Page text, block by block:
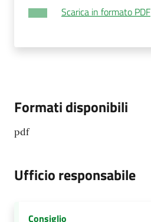
Scarica in formato PDF
Formati disponibili
pdf
Ufficio responsabile
Consiglio